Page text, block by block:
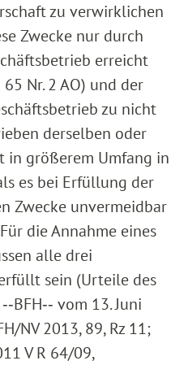
zu verwirklichen
Zwecke nur durch
erreicht
Nr. 2 AO) und der
zu nicht
derselben oder
in größerem Umfang in
es bei Erfüllung der
Zwecke unvermeidbar
die Annahme eines
alle drei
sein (Urteile des
vom 13. Juni
NV 2013, 89, Rz 11;
V R 64/09,